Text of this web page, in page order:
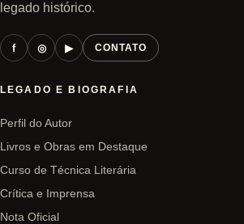
legado histórico.
f ◎ ▶ CONTATO
LEGADO E BIOGRAFIA
Perfil do Autor
Livros e Obras em Destaque
Curso de Técnica Literária
Crítica e Imprensa
Nota Oficial